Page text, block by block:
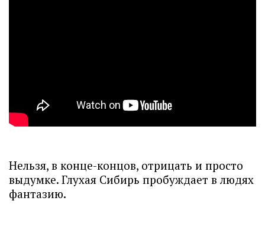
Нельзя, в конце-концов, отрицать и просто
выдумке. Глухая Сибирь пробуждает в людях
фантазию.